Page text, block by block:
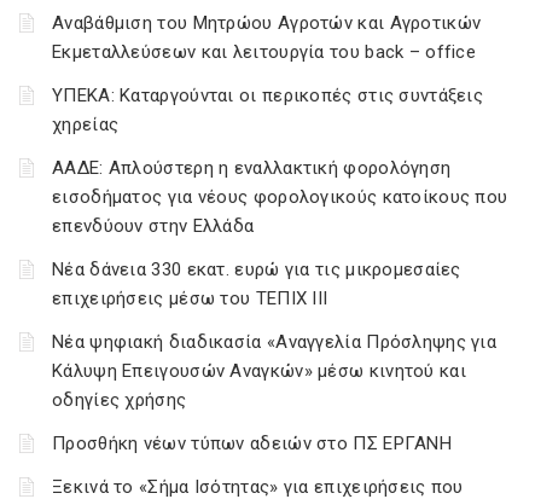
Αναβάθμιση του Μητρώου Αγροτών και Αγροτικών
Εκμεταλλεύσεων και λειτουργία του back – office
ΥΠΕΚΑ: Καταργούνται οι περικοπές στις συντάξεις
χηρείας
ΑΑΔΕ: Απλούστερη η εναλλακτική φορολόγηση
εισοδήματος για νέους φορολογικούς κατοίκους που
επενδύουν στην Ελλάδα
Νέα δάνεια 330 εκατ. ευρώ για τις μικρομεσαίες
επιχειρήσεις μέσω του ΤΕΠΙΧ ΙΙΙ
Νέα ψηφιακή διαδικασία «Αναγγελία Πρόσληψης για
Κάλυψη Επειγουσών Αναγκών» μέσω κινητού και
οδηγίες χρήσης
Προσθήκη νέων τύπων αδειών στο ΠΣ ΕΡΓΑΝΗ
Ξεκινά το «Σήμα Ισότητας» για επιχειρήσεις που